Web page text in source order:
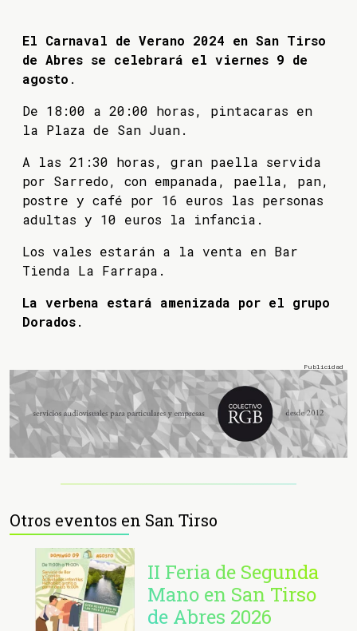
El Carnaval de Verano 2024 en San Tirso
de Abres se celebrará el viernes 9 de
agosto .
De 18:00 a 20:00 horas, pintacaras en
la Plaza de San Juan.
A las 21:30 horas, gran paella servida
por Sarredo, con empanada, paella, pan,
postre y café por 16 euros las personas
adultas y 10 euros la infancia.
Los vales estarán a la venta en Bar
Tienda La Farrapa.
La verbena estará amenizada por el grupo
Dorados.
Otros eventos en San Tirso
II Feria de Segunda
Mano en San Tirso
de Abres 2026